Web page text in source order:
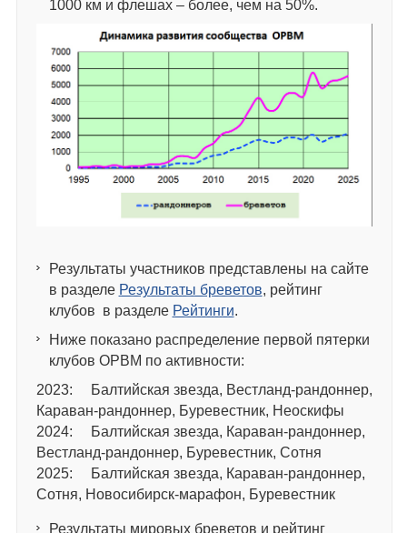
1000 км и флешах – более, чем на 50%.
Результаты участников представлены на сайте
в разделе Результаты бреветов, рейтинг
клубов в разделе Рейтинги.
Ниже показано распределение первой пятерки
клубов ОРВМ по активности:
2023: Балтийская звезда, Вестланд-рандоннер,
Караван-рандоннер, Буревестник, Неоскифы
2024: Балтийская звезда, Караван-рандоннер,
Вестланд-рандоннер, Буревестник, Сотня
2025: Балтийская звезда, Караван-рандоннер,
Сотня, Новосибирск-марафон, Буревестник
Результаты мировых бреветов и рейтинг